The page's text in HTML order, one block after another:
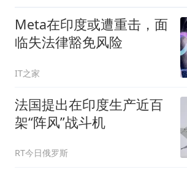
Meta在印度或遭重击，面
临失法律豁免风险
IT之家
法国提出在印度生产近百
架“阵风”战斗机
RT今日俄罗斯